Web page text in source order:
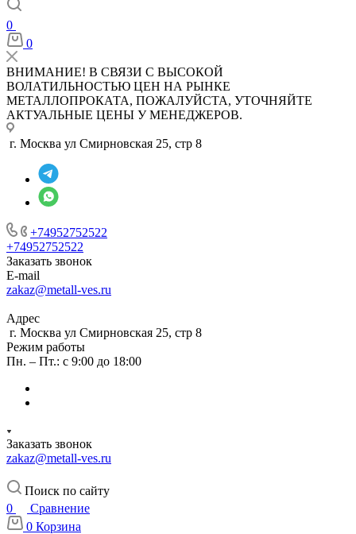
0
0
ВНИМАНИЕ! В СВЯЗИ С ВЫСОКОЙ
ВОЛАТИЛЬНОСТЬЮ ЦЕН НА РЫНКЕ
МЕТАЛЛОПРОКАТА, ПОЖАЛУЙСТА, УТОЧНЯЙТЕ
АКТУАЛЬНЫЕ ЦЕНЫ У МЕНЕДЖЕРОВ.
г. Москва ул Смирновская 25, стр 8
+74952752522
+74952752522
Заказать звонок
E-mail
zakaz@metall-ves.ru
Адрес
г. Москва ул Смирновская 25, стр 8
Режим работы
Пн. – Пт.: с 9:00 до 18:00
Заказать звонок
zakaz@metall-ves.ru
Поиск по сайту
0
Сравнение
0 Корзина